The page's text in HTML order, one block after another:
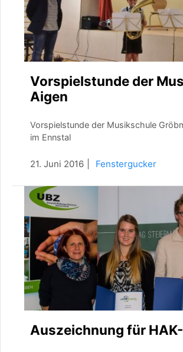
Vorspielstunde der
Aigen
Vorspielstunde der Musikschule
im Ennstal
21. Juni 2016 Fenstergucker
Auszeichnung für